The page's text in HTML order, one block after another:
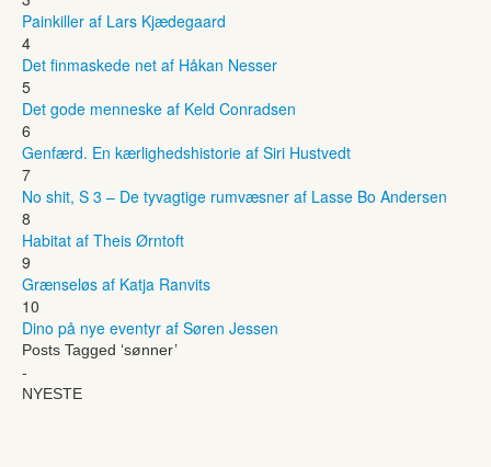
Painkiller af Lars Kjædegaard
4
Det finmaskede net af Håkan Nesser
5
Det gode menneske af Keld Conradsen
6
Genfærd. En kærlighedshistorie af Siri Hustvedt
7
No shit, S 3 – De tyvagtige rumvæsner af Lasse Bo Andersen
8
Habitat af Theis Ørntoft
9
Grænseløs af Katja Ranvits
10
Dino på nye eventyr af Søren Jessen
Posts Tagged ‘sønner’
-
NYESTE